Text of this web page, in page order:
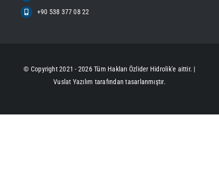
+90 538 377 08 22
© Copyright 2021 - 2026 Tüm Hakları Özlider Hidrolik'e aittir. |
Vuslat Yazılım tarafından tasarlanmıştır.